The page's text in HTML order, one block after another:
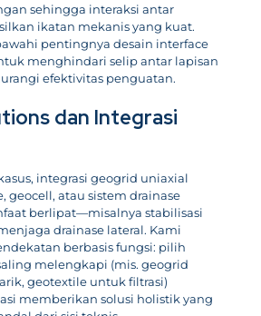
sehingga interaksi antar
ikatan mekanis yang kuat.
pentingnya desain interface
menghindari selip antar lapisan
efektivitas penguatan.
dan Integrasi
integrasi geogrid uniaxial
geocell, atau sistem drainase
berlipat—misalnya stabilisasi
drainase lateral. Kami
berbasis fungsi: pilih
melengkapi (mis. geogrid
geotextile untuk filtrasi)
memberikan solusi holistik yang